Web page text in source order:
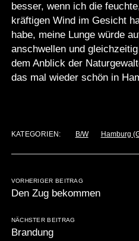
besser, wenn ich die
kräftigen Wind im Gesicht
habe, meine Lunge würde
anschwellen und
dem Anblick der
das mal wieder schön in
KATEGORIEN: B/W Hamburg
VORHERIGER BEITRAG
Den Zug bekommen
NÄCHSTER BEITRAG
Brandung